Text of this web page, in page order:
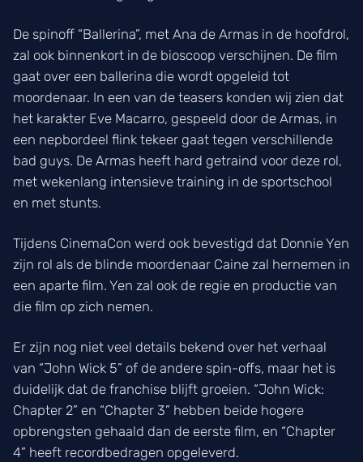
De spinoff “Ballerina”, met Ana de Armas in de hoofdrol,
zal ook binnenkort in de bioscoop verschijnen. De film
gaat over een ballerina die wordt opgeleid tot
moordenaar. In een van de teasers konden wij zien dat
het karakter Eve Macarro, gespeeld door de Armas, in
een nepbordeel flink tekeer gaat tegen verschillende
bad guys. De Armas heeft hard getraind voor deze rol,
met wekenlang intensieve training in de sportschool
en met stunts.
Tijdens CinemaCon werd ook bevestigd dat Donnie Yen
zijn rol als de blinde moordenaar Caine zal hernemen in
een aparte film. Yen zal ook de regie en productie van
die film op zich nemen.
Er zijn nog niet veel details bekend over het verhaal
van “John Wick 5” of de andere spin-offs, maar het is
duidelijk dat de franchise blijft groeien. “John Wick:
Chapter 2” en “Chapter 3” hebben beide hogere
opbrengsten gehaald dan de eerste film, en “Chapter
4” heeft recordbedragen opgeleverd.